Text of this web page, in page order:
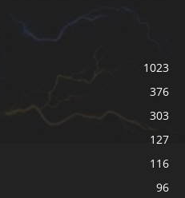
1023
376
303
127
116
96